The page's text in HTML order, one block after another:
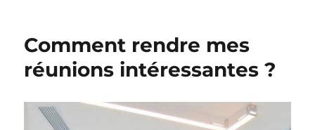
Comment rendre mes
réunions intéressantes ?